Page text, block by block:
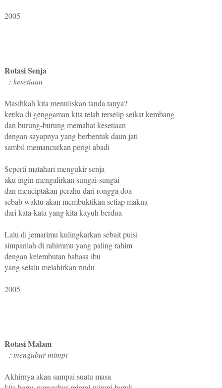
2005
Rotasi Senja
: kesetiaan
Masihkah kita menuliskan tanda tanya?
ketika di genggaman kita telah terselip seikat kembang
dan burung-burung memahat kesetiaan
dengan sayapnya yang berbentuk daun jati
sambil memancurkan perigi abadi
Seperti matahari mengukir senja
aku ingin mengalirkan sungai-sungai
dan menciptakan perahu dari rongga doa
sebab waktu akan membuktikan setiap makna
dari kata-kata yang kita kayuh berdua
Lalu di jemarimu kulingkarkan sebait puisi
simpanlah di rahimmu yang paling rahim
dengan kelembutan bahasa ibu
yang selalu melahirkan rindu
2005
Rotasi Malam
: mengubur mimpi
Akhirnya akan sampai suatu masa